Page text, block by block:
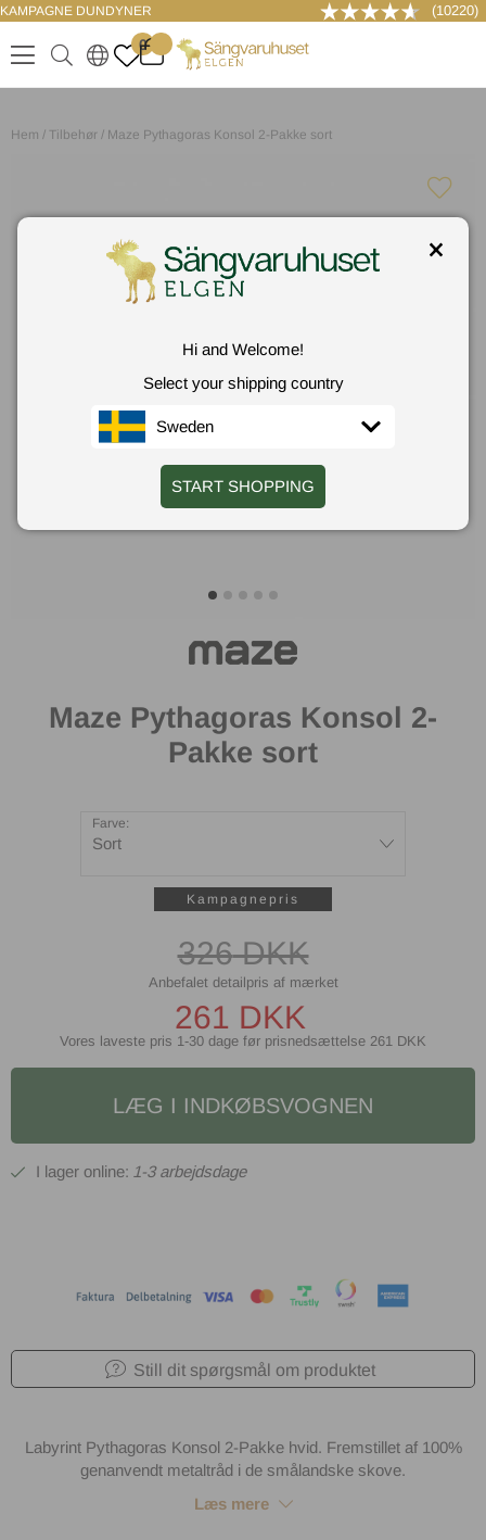
KAMPAGNE DUNDYNER (10220)
.
0
. ..
LOG IND
Hem / Tilbehør / Maze Pythagoras Konsol 2-Pakke sort
Maze Pythagoras Konsol 2-
Pakke sort
Farve:
Sort
326DKK
261 DKK
Vores laveste pris 1-30 dage før prisnedsættelse 261 DKK
LÆG I INDKØBSVOGNEN
1-3 arbejdsdage
Still dit spørgsmål om produktet
Labyrint Pythagoras Konsol 2-Pakke hvid. Fremstillet af 100%
genanvendt metaltråd i de smålandske skove.
Læs mere
Hi and Welcome!
Select your shipping country
Sweden
START SHOPPING